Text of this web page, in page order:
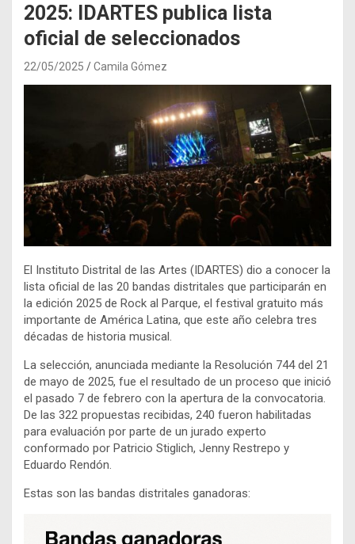
2025: IDARTES publica lista
oficial de seleccionados
22/05/2025 Camila Gómez
El Instituto Distrital de las Artes (IDARTES) dio a conocer la
lista oficial de las 20 bandas distritales que participarán en
la edición 2025 de Rock al Parque, el festival gratuito más
importante de América Latina, que este año celebra tres
décadas de historia musical.
La selección, anunciada mediante la Resolución 744 del 21
de mayo de 2025, fue el resultado de un proceso que inició
el pasado 7 de febrero con la apertura de la convocatoria.
De las 322 propuestas recibidas, 240 fueron habilitadas
para evaluación por parte de un jurado experto
conformado por Patricio Stiglich, Jenny Restrepo y
Eduardo Rendón.
Estas son las bandas distritales ganadoras: